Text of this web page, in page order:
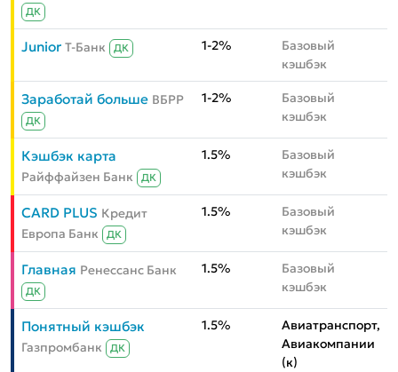
ДК
Junior Т-Банк ДК 1-2%
Базовый
кэшбэк
Заработай больше ВБРР
ДК
1-2%
Базовый
кэшбэк
Кэшбэк карта
Райффайзен Банк ДК
1.5%
Базовый
кэшбэк
CARD PLUS Кредит
Европа Банк
ДК
1.5%
Базовый
кэшбэк
Главная Ренессанс Банк
ДК
1.5%
Базовый
кэшбэк
Понятный кэшбэк
Газпромбанк ДК
1.5%
Авиатранспорт,
Авиакомпании
(к)